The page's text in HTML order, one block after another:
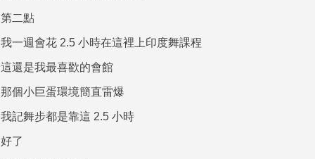
第二點
我一週會花 2.5 小時在這裡上印度舞課程
這還是我最喜歡的會館
那個小巨蛋環境簡直雷爆
我記舞步都是靠這 2.5 小時
好了